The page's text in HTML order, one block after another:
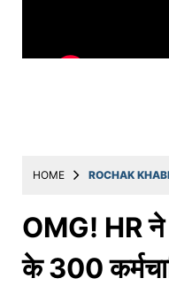
मराठी
मनोरंजन
स्पोर्ट्स
HOME ROCHAK
OMG! HR ने
के 300